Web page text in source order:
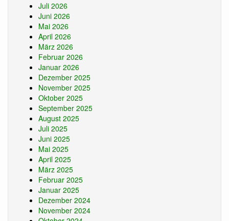
Juli 2026
Juni 2026
Mai 2026
April 2026
März 2026
Februar 2026
Januar 2026
Dezember 2025
November 2025
Oktober 2025
September 2025
August 2025
Juli 2025
Juni 2025
Mai 2025
April 2025
März 2025
Februar 2025
Januar 2025
Dezember 2024
November 2024